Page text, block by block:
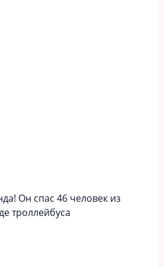
Он спас 46 человек из
троллейбуса